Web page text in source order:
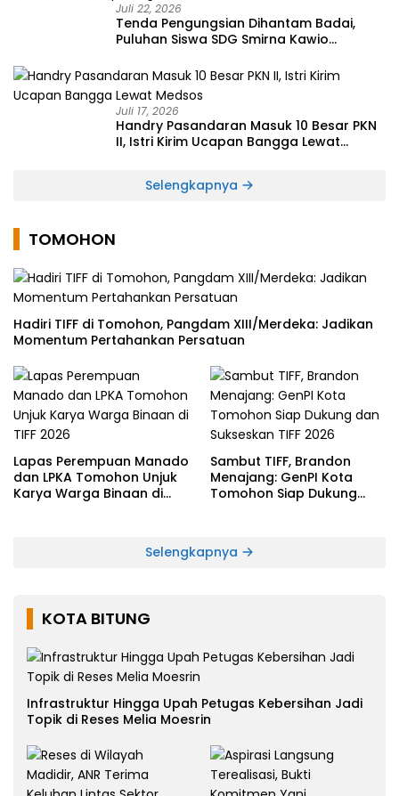
Juli 22, 2026
Tenda Pengungsian Dihantam Badai,
Puluhan Siswa SDG Smirna Kawio
Juli 17, 2026
Handry Pasandaran Masuk 10 Besar PKN
II, Istri Kirim Ucapan Bangga Lewat
Selengkapnya
TOMOHON
Hadiri TIFF di Tomohon, Pangdam XIII/Merdeka: Jadikan
Momentum Pertahankan Persatuan
Lapas Perempuan Manado
dan LPKA Tomohon Unjuk
Karya Warga Binaan di
Sambut TIFF, Brandon
Menajang: ​GenPI Kota
Tomohon Siap Dukung
Selengkapnya
KOTA BITUNG
Infrastruktur Hingga Upah Petugas Kebersihan Jadi
Topik di Reses Melia Moesrin